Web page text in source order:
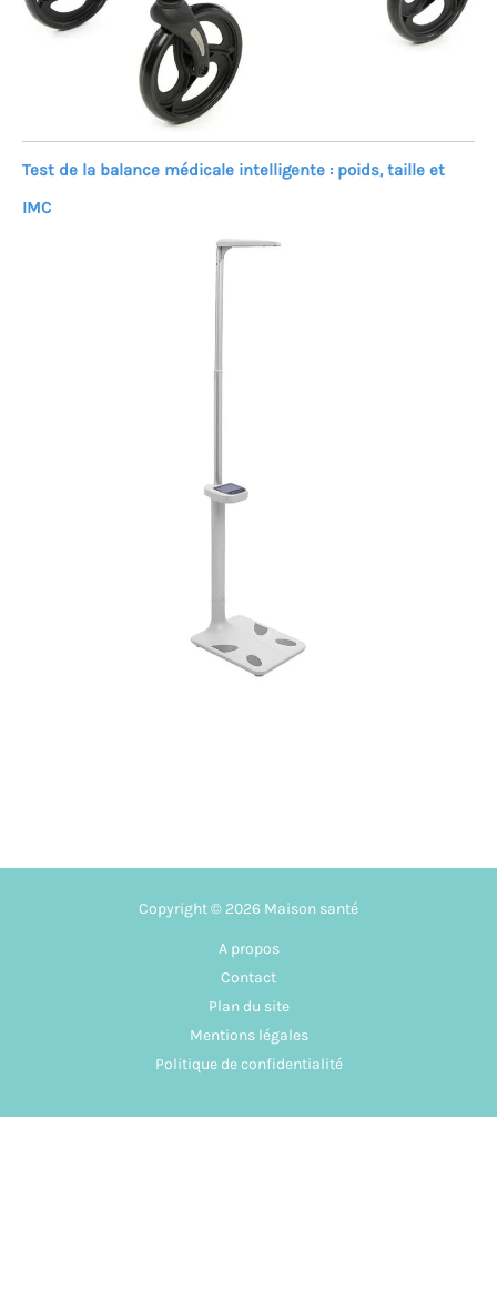
Test de la balance médicale intelligente : poids, taille et
IMC
Copyright © 2026 Maison santé
A propos
Contact
Plan du site
Mentions légales
Politique de confidentialité